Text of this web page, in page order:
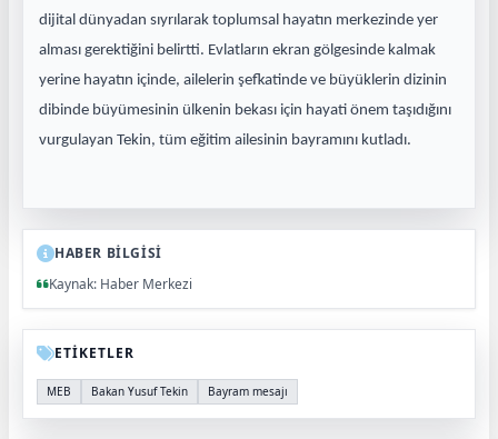
dijital dünyadan sıyrılarak toplumsal hayatın merkezinde yer
alması gerektiğini belirtti. Evlatların ekran gölgesinde kalmak
yerine hayatın içinde, ailelerin şefkatinde ve büyüklerin dizinin
dibinde büyümesinin ülkenin bekası için hayati önem taşıdığını
vurgulayan Tekin, tüm eğitim ailesinin bayramını kutladı.
HABER BİLGİSİ
Kaynak: Haber Merkezi
ETİKETLER
MEB Bakan Yusuf Tekin Bayram mesajı